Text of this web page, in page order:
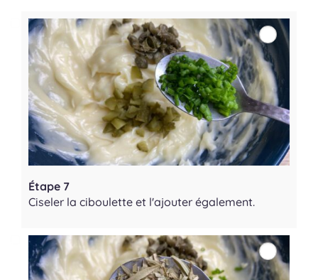
Étape 7
Ciseler la ciboulette et l'ajouter également.